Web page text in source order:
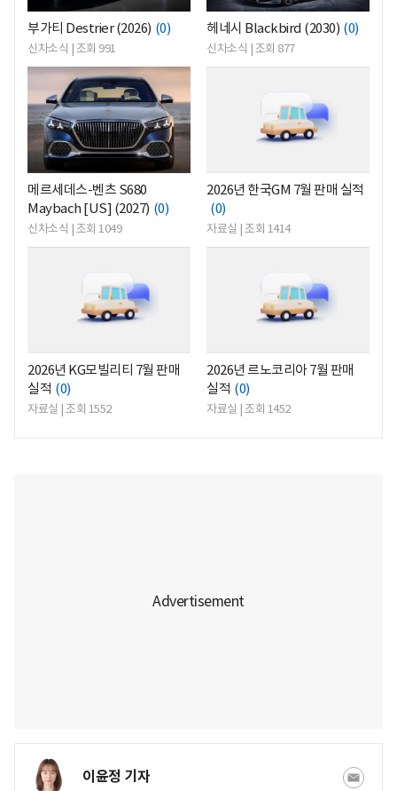
부가티 Destrier (2026) (0)
신차소식 | 조회 991
헤네시 Blackbird (2030) (0)
신차소식 | 조회 877
<
메르세데스-벤츠 S680
Maybach [US] (2027) (0)
신차소식 | 조회 1049
2026년 한국GM 7월 판매 실적
(0)
자료실 | 조회 1414
2026년 KG모빌리티 7월 판매
실적 (0)
자료실 | 조회 1552
2026년 르노코리아 7월 판매
실적 (0)
자료실 | 조회 1452
이윤정 기자